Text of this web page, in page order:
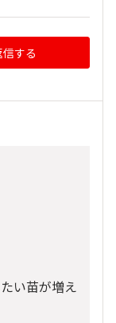
信する
い苗が増え